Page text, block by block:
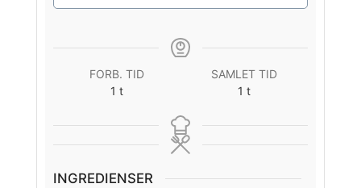
FORB. TID
1 time
t
SAMLET TID
1 time
t
INGREDIENSER